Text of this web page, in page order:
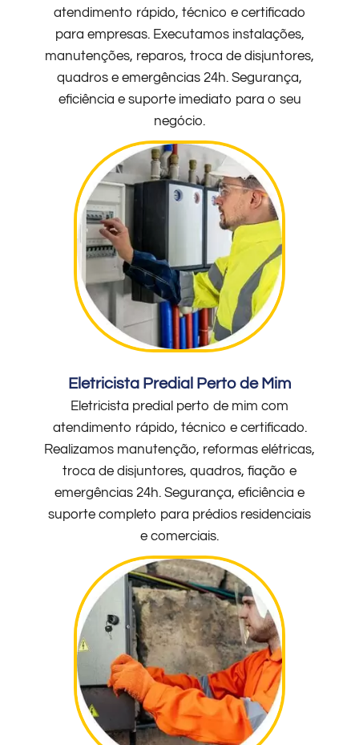
atendimento rápido, técnico e certificado
para empresas. Executamos instalações,
manutenções, reparos, troca de disjuntores,
quadros e emergências 24h. Segurança,
eficiência e suporte imediato para o seu
negócio.
Eletricista Predial Perto de Mim
Eletricista predial perto de mim com
atendimento rápido, técnico e certificado.
Realizamos manutenção, reformas elétricas,
troca de disjuntores, quadros, fiação e
emergências 24h. Segurança, eficiência e
suporte completo para prédios residenciais
e comerciais.